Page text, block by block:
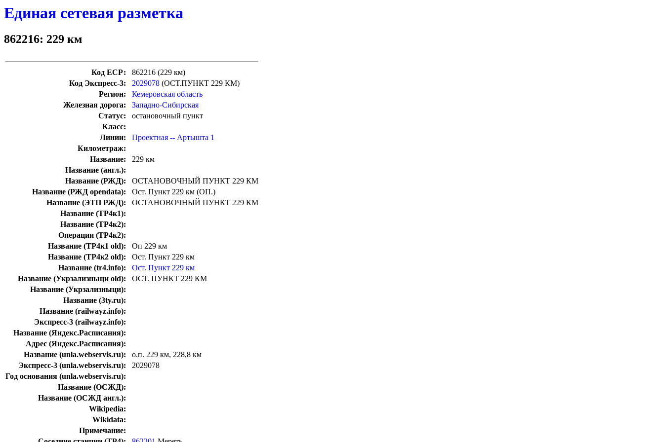
Единая сетевая разметка
862216: 229 км
Код ЕСР:
862216 (229 км)
Код Экспресс-3:
2029078 (ОСТ.ПУНКТ 229 КМ)
Регион:
Кемеровская область
Железная дорога:
Западно-Сибирская
Статус:
остановочный пункт
Класс:
Линии:
Проектная -- Артышта 1
Километраж:
Название:
229 км
Название (англ.):
Название (РЖД):
ОСТАНОВОЧНЫЙ ПУНКТ 229 КМ
Название (РЖД opendata):
Ост. Пункт 229 км (ОП.)
Название (ЭТП РЖД):
ОСТАНОВОЧНЫЙ ПУНКТ 229 КМ
Название (ТР4к1):
Название (ТР4к2):
Операции (ТР4к2):
Название (ТР4к1 old):
Оп 229 км
Название (ТР4к2 old):
Ост. Пункт 229 км
Название (tr4.info):
Ост. Пункт 229 км
Название (Укрзализныци old):
ОСТ. ПУНКТ 229 КМ
Название (Укрзализныци):
Название (3ty.ru):
Название (railwayz.info):
Экспресс-3 (railwayz.info):
Название (Яндекс.Расписания):
Адрес (Яндекс.Расписания):
Название (unla.webservis.ru):
о.п. 229 км, 228,8 км
Экспресс-3 (unla.webservis.ru):
2029078
Год основания (unla.webservis.ru):
Название (ОСЖД):
Название (ОСЖД англ.):
Wikipedia:
Wikidata:
Примечание: